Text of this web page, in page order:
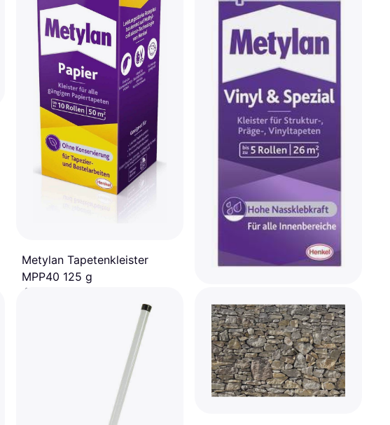
Metylan Tapetenkleister
MPP40 125 g
4,54 €
Metylan Tapetenkleister
MPVS4 180 g
Vinyltapete, Vinyl
6,40 €
9+ Shops